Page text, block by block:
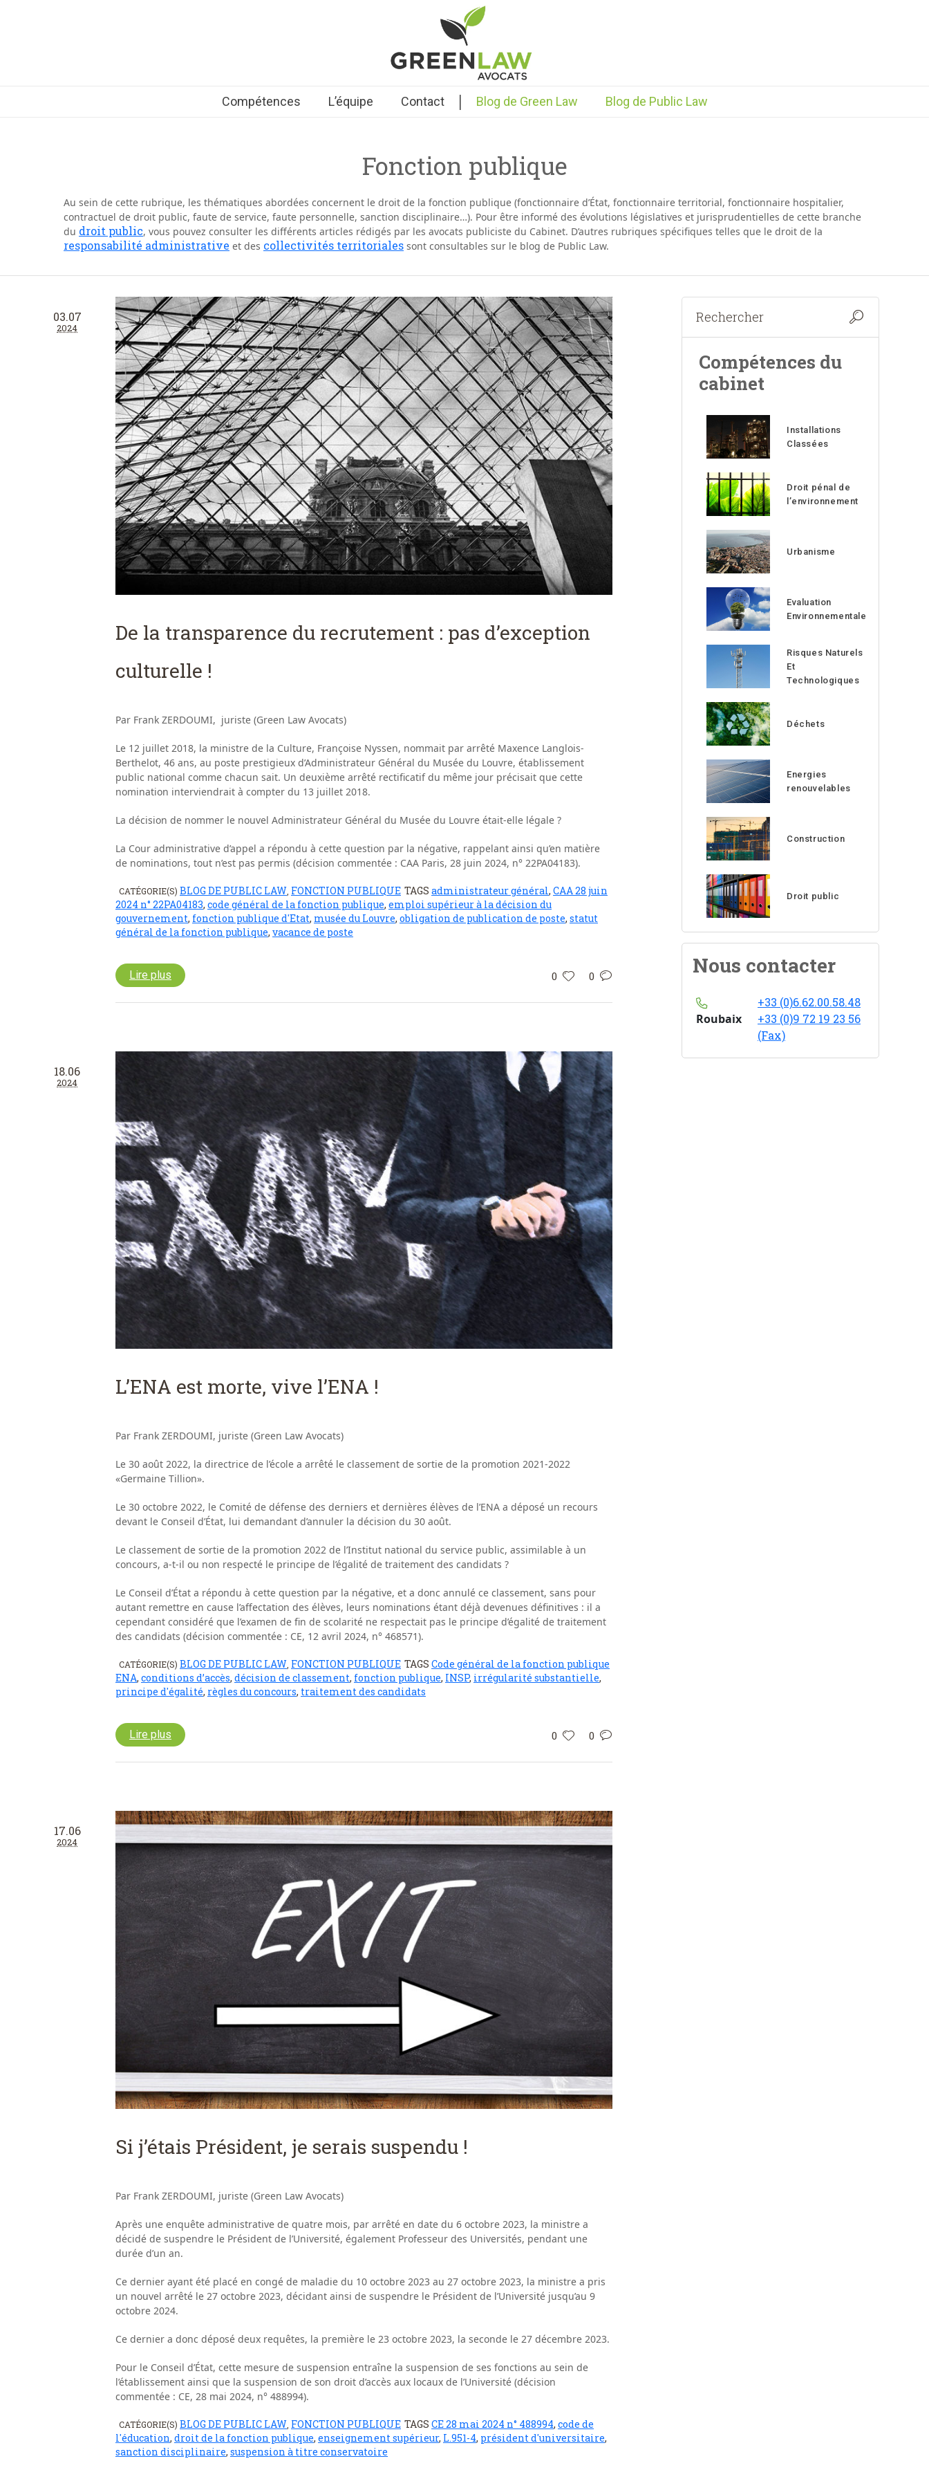
Compétences L’équipe Contact | Blog de Green Law Blog de Public Law
Fonction publique
Au sein de cette rubrique, les thématiques abordées concernent le droit de la fonction publique (fonctionnaire d’État, fonctionnaire territorial, fonctionnaire hospitalier,
contractuel de droit public, faute de service, faute personnelle, sanction disciplinaire…). Pour être informé des évolutions législatives et jurisprudentielles de cette branche
du droit public, vous pouvez consulter les différents articles rédigés par les avocats publiciste du Cabinet. D’autres rubriques spécifiques telles que le droit de la
responsabilité administrative et des collectivités territoriales sont consultables sur le blog de Public Law.
03.07
2024
De la transparence du recrutement : pas d’exception
culturelle !
Par Frank ZERDOUMI, juriste (Green Law Avocats)
Le 12 juillet 2018, la ministre de la Culture, Françoise Nyssen, nommait par arrêté Maxence Langlois-
Berthelot, 46 ans, au poste prestigieux d’Administrateur Général du Musée du Louvre, établissement
public national comme chacun sait. Un deuxième arrêté rectificatif du même jour précisait que cette
nomination interviendrait à compter du 13 juillet 2018.
La décision de nommer le nouvel Administrateur Général du Musée du Louvre était-elle légale ?
La Cour administrative d’appel a répondu à cette question par la négative, rappelant ainsi qu’en matière
de nominations, tout n’est pas permis (décision commentée : CAA Paris, 28 juin 2024, n° 22PA04183).
CATÉGORIE(S) BLOG DE PUBLIC LAW FONCTION PUBLIQUE TAGS administrateur général, CAA 28 juin
2024 n° 22PA04183, code général de la fonction publique, emploi supérieur à la décision du
gouvernement, fonction publique d'Etat, musée du Louvre, obligation de publication de poste, statut
général de la fonction publique, vacance de poste
0 0
Lire plus
18.06
2024
L’ENA est morte, vive l’ENA !
Par Frank ZERDOUMI, juriste (Green Law Avocats)
Le 30 août 2022, la directrice de l’école a arrêté le classement de sortie de la promotion 2021-2022
«Germaine Tillion».
Le 30 octobre 2022, le Comité de défense des derniers et dernières élèves de l’ENA a déposé un recours
devant le Conseil d’État, lui demandant d’annuler la décision du 30 août.
Le classement de sortie de la promotion 2022 de l’Institut national du service public, assimilable à un
concours, a-t-il ou non respecté le principe de l’égalité de traitement des candidats ?
Le Conseil d’État a répondu à cette question par la négative, et a donc annulé ce classement, sans pour
autant remettre en cause l’affectation des élèves, leurs nominations étant déjà devenues définitives : il a
cependant considéré que l’examen de fin de scolarité ne respectait pas le principe d’égalité de traitement
des candidats (décision commentée : CE, 12 avril 2024, n° 468571).
CATÉGORIE(S) BLOG DE PUBLIC LAW, FONCTION PUBLIQUE TAGS Code général de la fonction publique
ENA, conditions d’accès, décision de classement, fonction publique, INSP, irrégularité substantielle,
principe d'égalité, règles du concours, traitement des candidats
0 0
Lire plus
17.06
2024
Si j’étais Président, je serais suspendu !
Par Frank ZERDOUMI, juriste (Green Law Avocats)
Après une enquête administrative de quatre mois, par arrêté en date du 6 octobre 2023, la ministre a
décidé de suspendre le Président de l’Université, également Professeur des Universités, pendant une
durée d’un an.
Ce dernier ayant été placé en congé de maladie du 10 octobre 2023 au 27 octobre 2023, la ministre a pris
un nouvel arrêté le 27 octobre 2023, décidant ainsi de suspendre le Président de l’Université jusqu’au 9
octobre 2024.
Ce dernier a donc déposé deux requêtes, la première le 23 octobre 2023, la seconde le 27 décembre 2023.
Pour le Conseil d’État, cette mesure de suspension entraîne la suspension de ses fonctions au sein de
l’établissement ainsi que la suspension de son droit d’accès aux locaux de l’Université (décision
commentée : CE, 28 mai 2024, n° 488994).
CATÉGORIE(S) BLOG DE PUBLIC LAW FONCTION PUBLIQUE TAGS CE 28 mai 2024 n° 488994, code de
l'éducation, droit de la fonction publique, enseignement supérieur, L.951-4, président d'universitaire,
sanction disciplinaire, suspension à titre conservatoire
Compétences du
cabinet
Installations
Classées
Droit pénal de
l’environnement
Urbanisme
Evaluation
Environnementale
Risques Naturels
Et
Technologiques
Déchets
Energies
renouvelables
Construction
Droit public
Nous contacter
Roubaix
+33 (0)6.62.00.58.48
+33 (0)9 72 19 23 56
(Fax)